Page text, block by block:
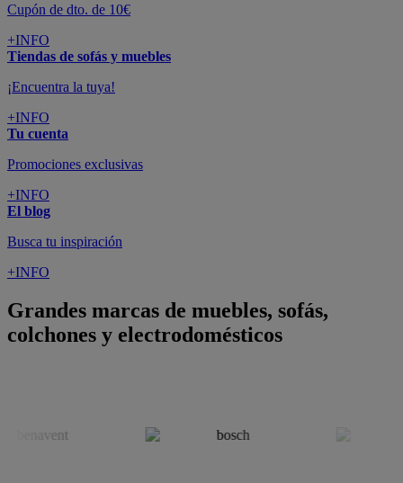
Cupón de dto. de 10€
+INFO
Tiendas de sofás y muebles
¡Encuentra la tuya!
+INFO
Tu cuenta
Promociones exclusivas
+INFO
El blog
Busca tu inspiración
+INFO
Grandes marcas de muebles, sofás,
colchones y electrodomésticos